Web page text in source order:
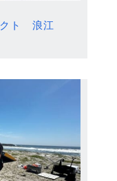
クト 浪江